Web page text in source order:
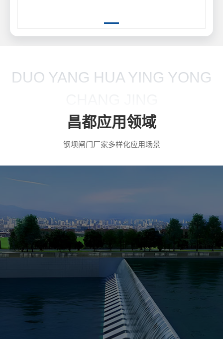
DUO YANG HUA YING YONG
昌都应用领域
钢坝闸门厂家多样化应用场景